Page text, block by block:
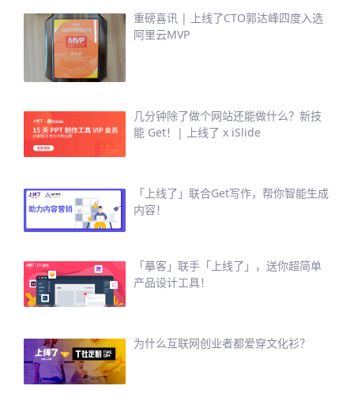
重磅喜讯 | 上线了CTO郭达峰四度入选
阿里云MVP
几分钟除了做个网站还能做什么？新技
能 Get！| 上线了 x iSlide
「上线了」联合Get写作，帮你智能生成
内容！
「摹客」联手「上线了」，送你超简单
产品设计工具！
为什么互联网创业者都爱穿文化衫？